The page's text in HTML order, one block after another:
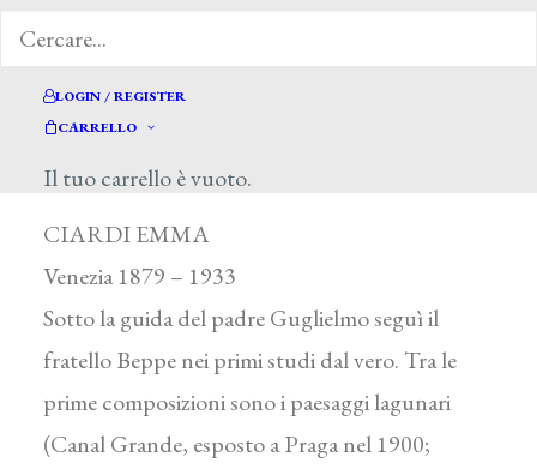
LOGIN / REGISTER
CARRELLO
Il tuo carrello è vuoto.
Ciardi Emma *
CIARDI EMMA
Venezia 1879 – 1933
Sotto la guida del padre Guglielmo seguì il
fratello Beppe nei primi studi dal vero. Tra le
prime composizioni sono i paesaggi lagunari
(Canal Grande, esposto a Praga nel 1900;